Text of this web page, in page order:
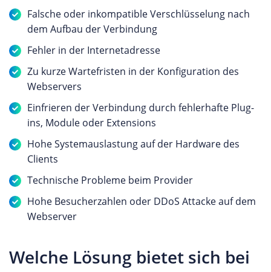
Falsche oder inkompatible Verschlüsselung nach
dem Aufbau der Verbindung
Fehler in der Internetadresse
Zu kurze Wartefristen in der Konfiguration des
Webservers
Einfrieren der Verbindung durch fehlerhafte Plug-
ins, Module oder Extensions
Hohe Systemauslastung auf der Hardware des
Clients
Technische Probleme beim Provider
Hohe Besucherzahlen oder DDoS Attacke auf dem
Webserver
Welche Lösung bietet sich bei